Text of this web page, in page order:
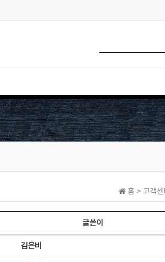
홈 > 고객센
글쓴이
김은비